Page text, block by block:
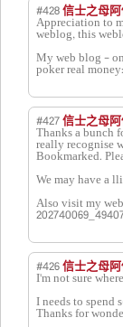
#428 信士之母
Appreciation to
weblog, this
My web blog -
poker real
#427 信士之母
Τhanks a bunch
really recogniѕe
Bookmarked.
We may have a
Also visit my
#426 信士之母
Ι'm not sure
I needs tо spend
Thanks for